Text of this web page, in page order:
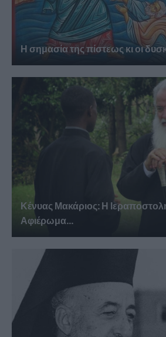
Η σημασία της πίστεως κι οι
Κένυας Μακάριος: Η
Αφιέρωμα...